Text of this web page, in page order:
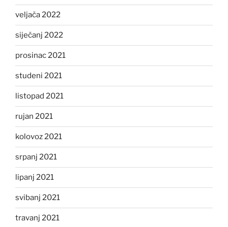
veljača 2022
siječanj 2022
prosinac 2021
studeni 2021
listopad 2021
rujan 2021
kolovoz 2021
srpanj 2021
lipanj 2021
svibanj 2021
travanj 2021